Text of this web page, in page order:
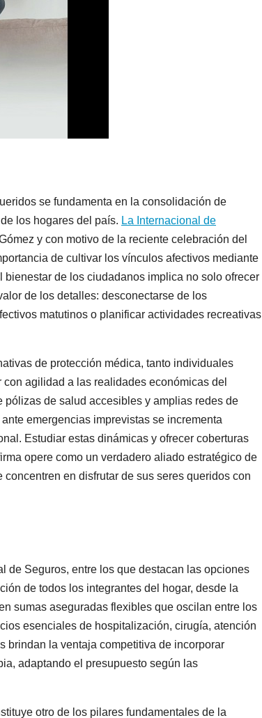
se fundamenta en la consolidación de
los hogares del país. La Internacional de
y con motivo de la reciente celebración del
de cultivar los vínculos afectivos mediante
de los ciudadanos implica no solo ofrecer
de los detalles: desconectarse de los
matutinos o planificar actividades recreativas
de protección médica, tanto individuales
agilidad a las realidades económicas del
de salud accesibles y amplias redes de
emergencias imprevistas se incrementa
Estudiar estas dinámicas y ofrecer coberturas
opere como un verdadero aliado estratégico de
en disfrutar de sus seres queridos con
de Seguros, entre los que destacan las opciones
de todos los integrantes del hogar, desde la
sumas aseguradas flexibles que oscilan entre los
esenciales de hospitalización, cirugía, atención
brindan la ventaja competitiva de incorporar
adaptando el presupuesto según las
otro de los pilares fundamentales de la